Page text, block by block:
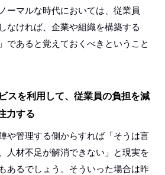
ーマルな時代においては、従業員
なければ、企業や組織を構築する
であると覚えておくべきということ
スを利用して、従業員の負担を減
力する
や管理する側からすれば「そうは言
人材不足が解消できない」と現実を
あるでしょう。そういった場合は昨